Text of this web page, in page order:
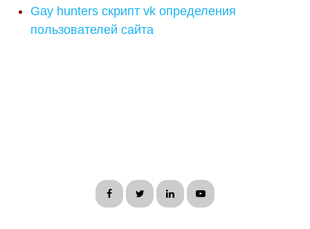
Gay hunters скрипт vk определения
пользователей сайта